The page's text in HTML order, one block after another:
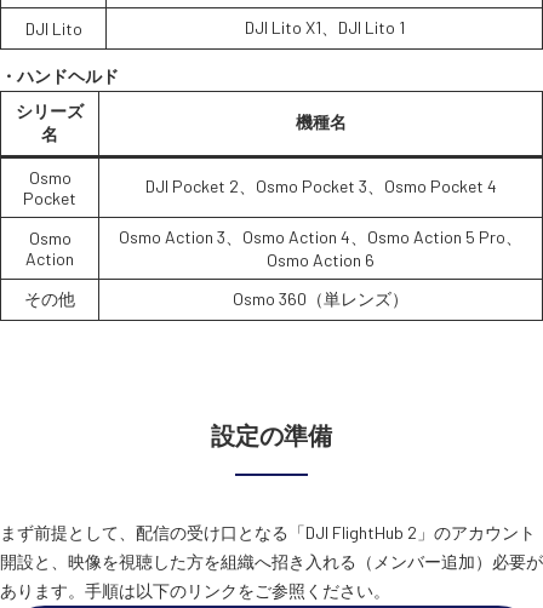
DJI Lito
DJI Lito X1、DJI Lito 1
・ハンドヘルド
シリーズ
名
機種名
Osmo
Pocket
DJI Pocket 2、Osmo Pocket 3、Osmo Pocket 4
Osmo
Action
Osmo Action 3、Osmo Action 4、Osmo Action 5 Pro、
Osmo Action 6
その他
Osmo 360（単レンズ）
設定の準備
まず前提として、配信の受け口となる「DJI FlightHub 2」のアカウント
開設と、映像を視聴した方を組織へ招き入れる（メンバー追加）必要が
あります。手順は以下のリンクをご参照ください。